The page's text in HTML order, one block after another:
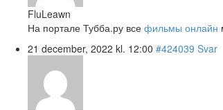
FluLeawn
На портале Тубба.ру все фильмы онлайн
21 december, 2022 kl. 12:00 #424039 Svar